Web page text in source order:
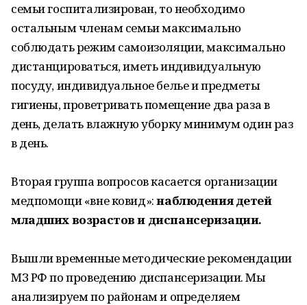
семьи госпитализирован, то необходимо
остальным членам семьи максимально
соблюдать режим самоизоляции, максимально
дистанцироваться, иметь индивидуальную
посуду, индивидуальное белье и предметы
гигиены, проветривать помещение два раза в
день, делать влажную уборку минимум один раз
в день.
Вторая группа вопросов касается организации
медпомощи «вне ковид»:наблюдения детей
младших возрастов и диспансеризации.
Вышли временные методические рекомендации
МЗ РФ по проведению диспансеризации. Мы
анализируем по районам и определяем